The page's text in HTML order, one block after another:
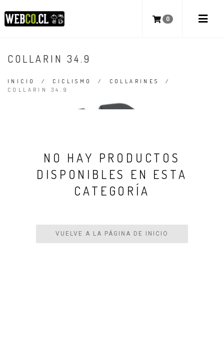
0
COLLARIN 34.9
INICIO / CICLISMO / COLLARINES
/
COLLARIN 34.9
NO HAY PRODUCTOS
DISPONIBLES EN ESTA
CATEGORÍA
VUELVE A LA PÁGINA DE INICIO